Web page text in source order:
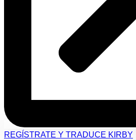
REGÍSTRATE Y TRADUCE KIRBY